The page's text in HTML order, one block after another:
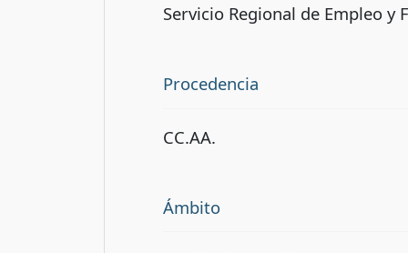
Servicio Regional de Empleo y
Procedencia
CC.AA.
Ámbito